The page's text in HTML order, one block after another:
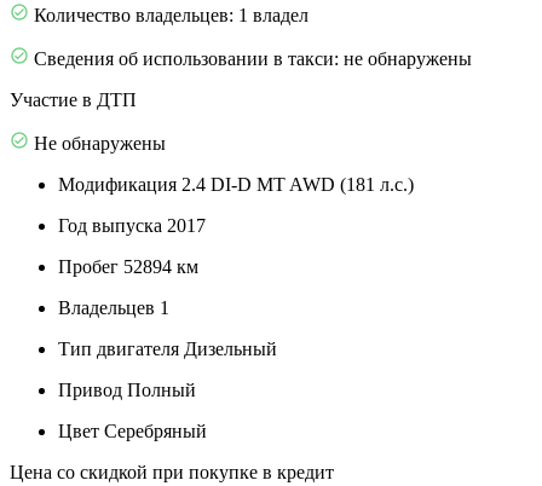
Количество владельцев: 1 владел
Сведения об использовании в такси: не обнаружены
Участие в ДТП
Не обнаружены
Модификация 2.4 DI-D MT AWD (181 л.с.)
Год выпуска 2017
Пробег 52894 км
Владельцев 1
Тип двигателя Дизельный
Привод Полный
Цвет Серебряный
Цена со скидкой при покупке в кредит